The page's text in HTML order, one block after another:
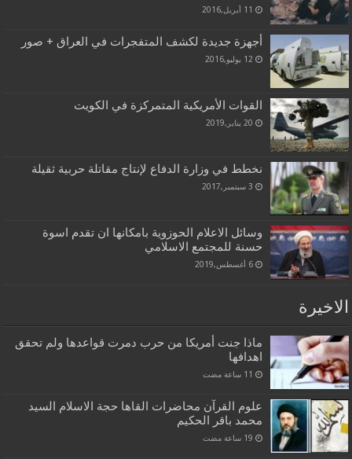
11 أبريل,2016
أجهزة جديدة لكشف المتفجرات في العراق + صور
12 يوليو,2016
القوات الأمريكية المتمركزة في الكويت
20 يناير,2019
نخطط في وزارة الدفاع لإنتاج مقاتلة حربية ثقيلة
3 سبتمبر,2017
وسائل الاعلام الحوزوية بامكانها ان تقدم اسوة
حسنة للمجتمع الاسلامي
6 أغسطس,2019
الاخيرة
ماذا جنت أمريكا من حرب دمرت قواعدها ولم تحقق
اهدافها
علوم القرآن محاضرات القاها حجة الاسلام السيد
محمد باقر الحكيم